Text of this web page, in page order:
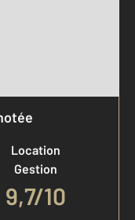
Location
Gestion
9,7/10